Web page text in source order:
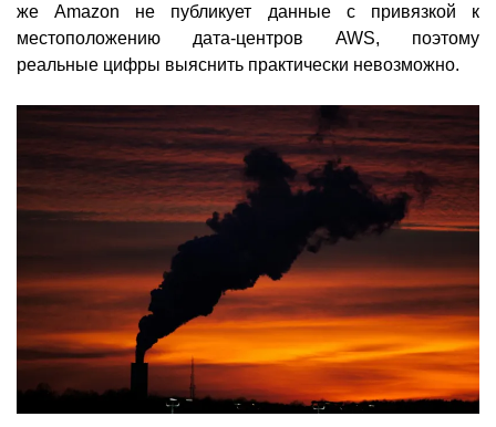
же Amazon не публикует данные с привязкой к
местоположению дата-центров AWS, поэтому
реальные цифры выяснить практически невозможно.